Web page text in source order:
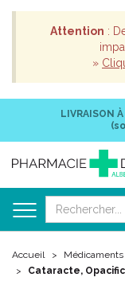
Attention :
»
LIVRAISON
Accueil Médicaments
Cataracte,